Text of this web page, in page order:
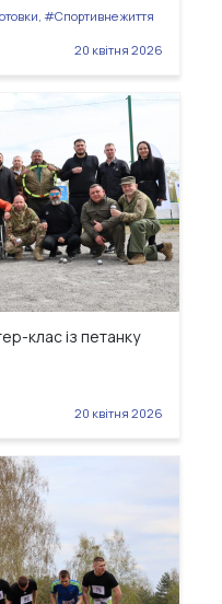
#Спортивне життя
20 квітня 2026
клас із петанку
20 квітня 2026